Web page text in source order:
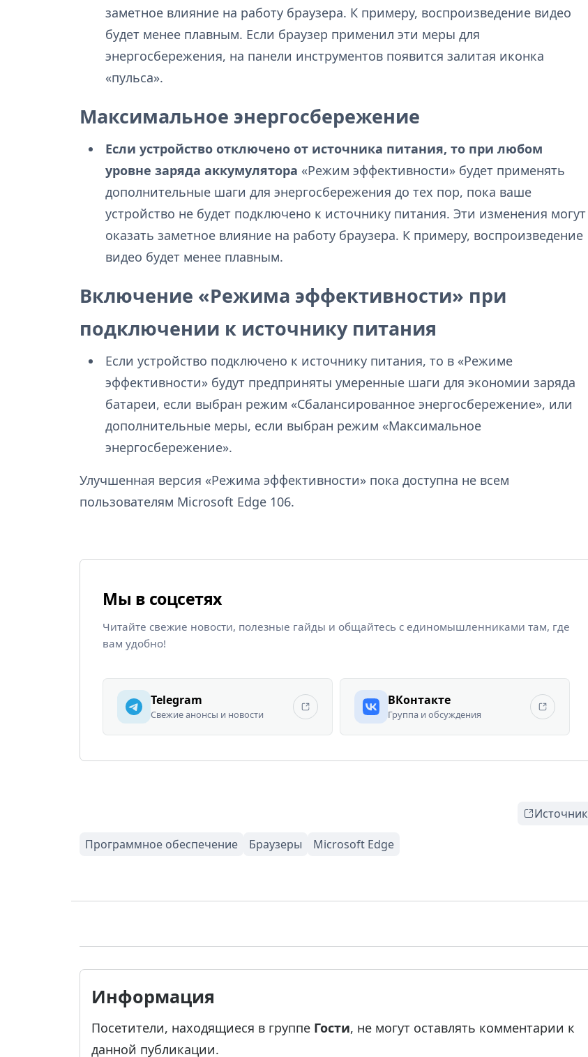
заметное влияние на работу браузера. К примеру, воспроизведение видео
будет менее плавным. Если браузер применил эти меры для
энергосбережения, на панели инструментов появится залитая иконка
«пульса».
Максимальное энергосбережение
Если устройство отключено от источника питания, то при любом
уровне заряда аккумулятора «Режим эффективности» будет применять
дополнительные шаги для энергосбережения до тех пор, пока ваше
устройство не будет подключено к источнику питания. Эти изменения могут
оказать заметное влияние на работу браузера. К примеру, воспроизведение
видео будет менее плавным.
Включение «Режима эффективности» при
подключении к источнику питания
Если устройство подключено к источнику питания, то в «Режиме
эффективности» будут предприняты умеренные шаги для экономии заряда
батареи, если выбран режим «Сбалансированное энергосбережение», или
дополнительные меры, если выбран режим «Максимальное
энергосбережение».
Улучшенная версия «Режима эффективности» пока доступна не всем
пользователям Microsoft Edge 106.
Мы в соцсетях
Читайте свежие новости, полезные гайды и общайтесь с единомышленниками там, где
вам удобно!
Telegram
Свежие анонсы и новости
ВКонтакте
Группа и обсуждения
Источник
Информация
Посетители, находящиеся в группе Гости, не могут оставлять комментарии к
данной публикации.